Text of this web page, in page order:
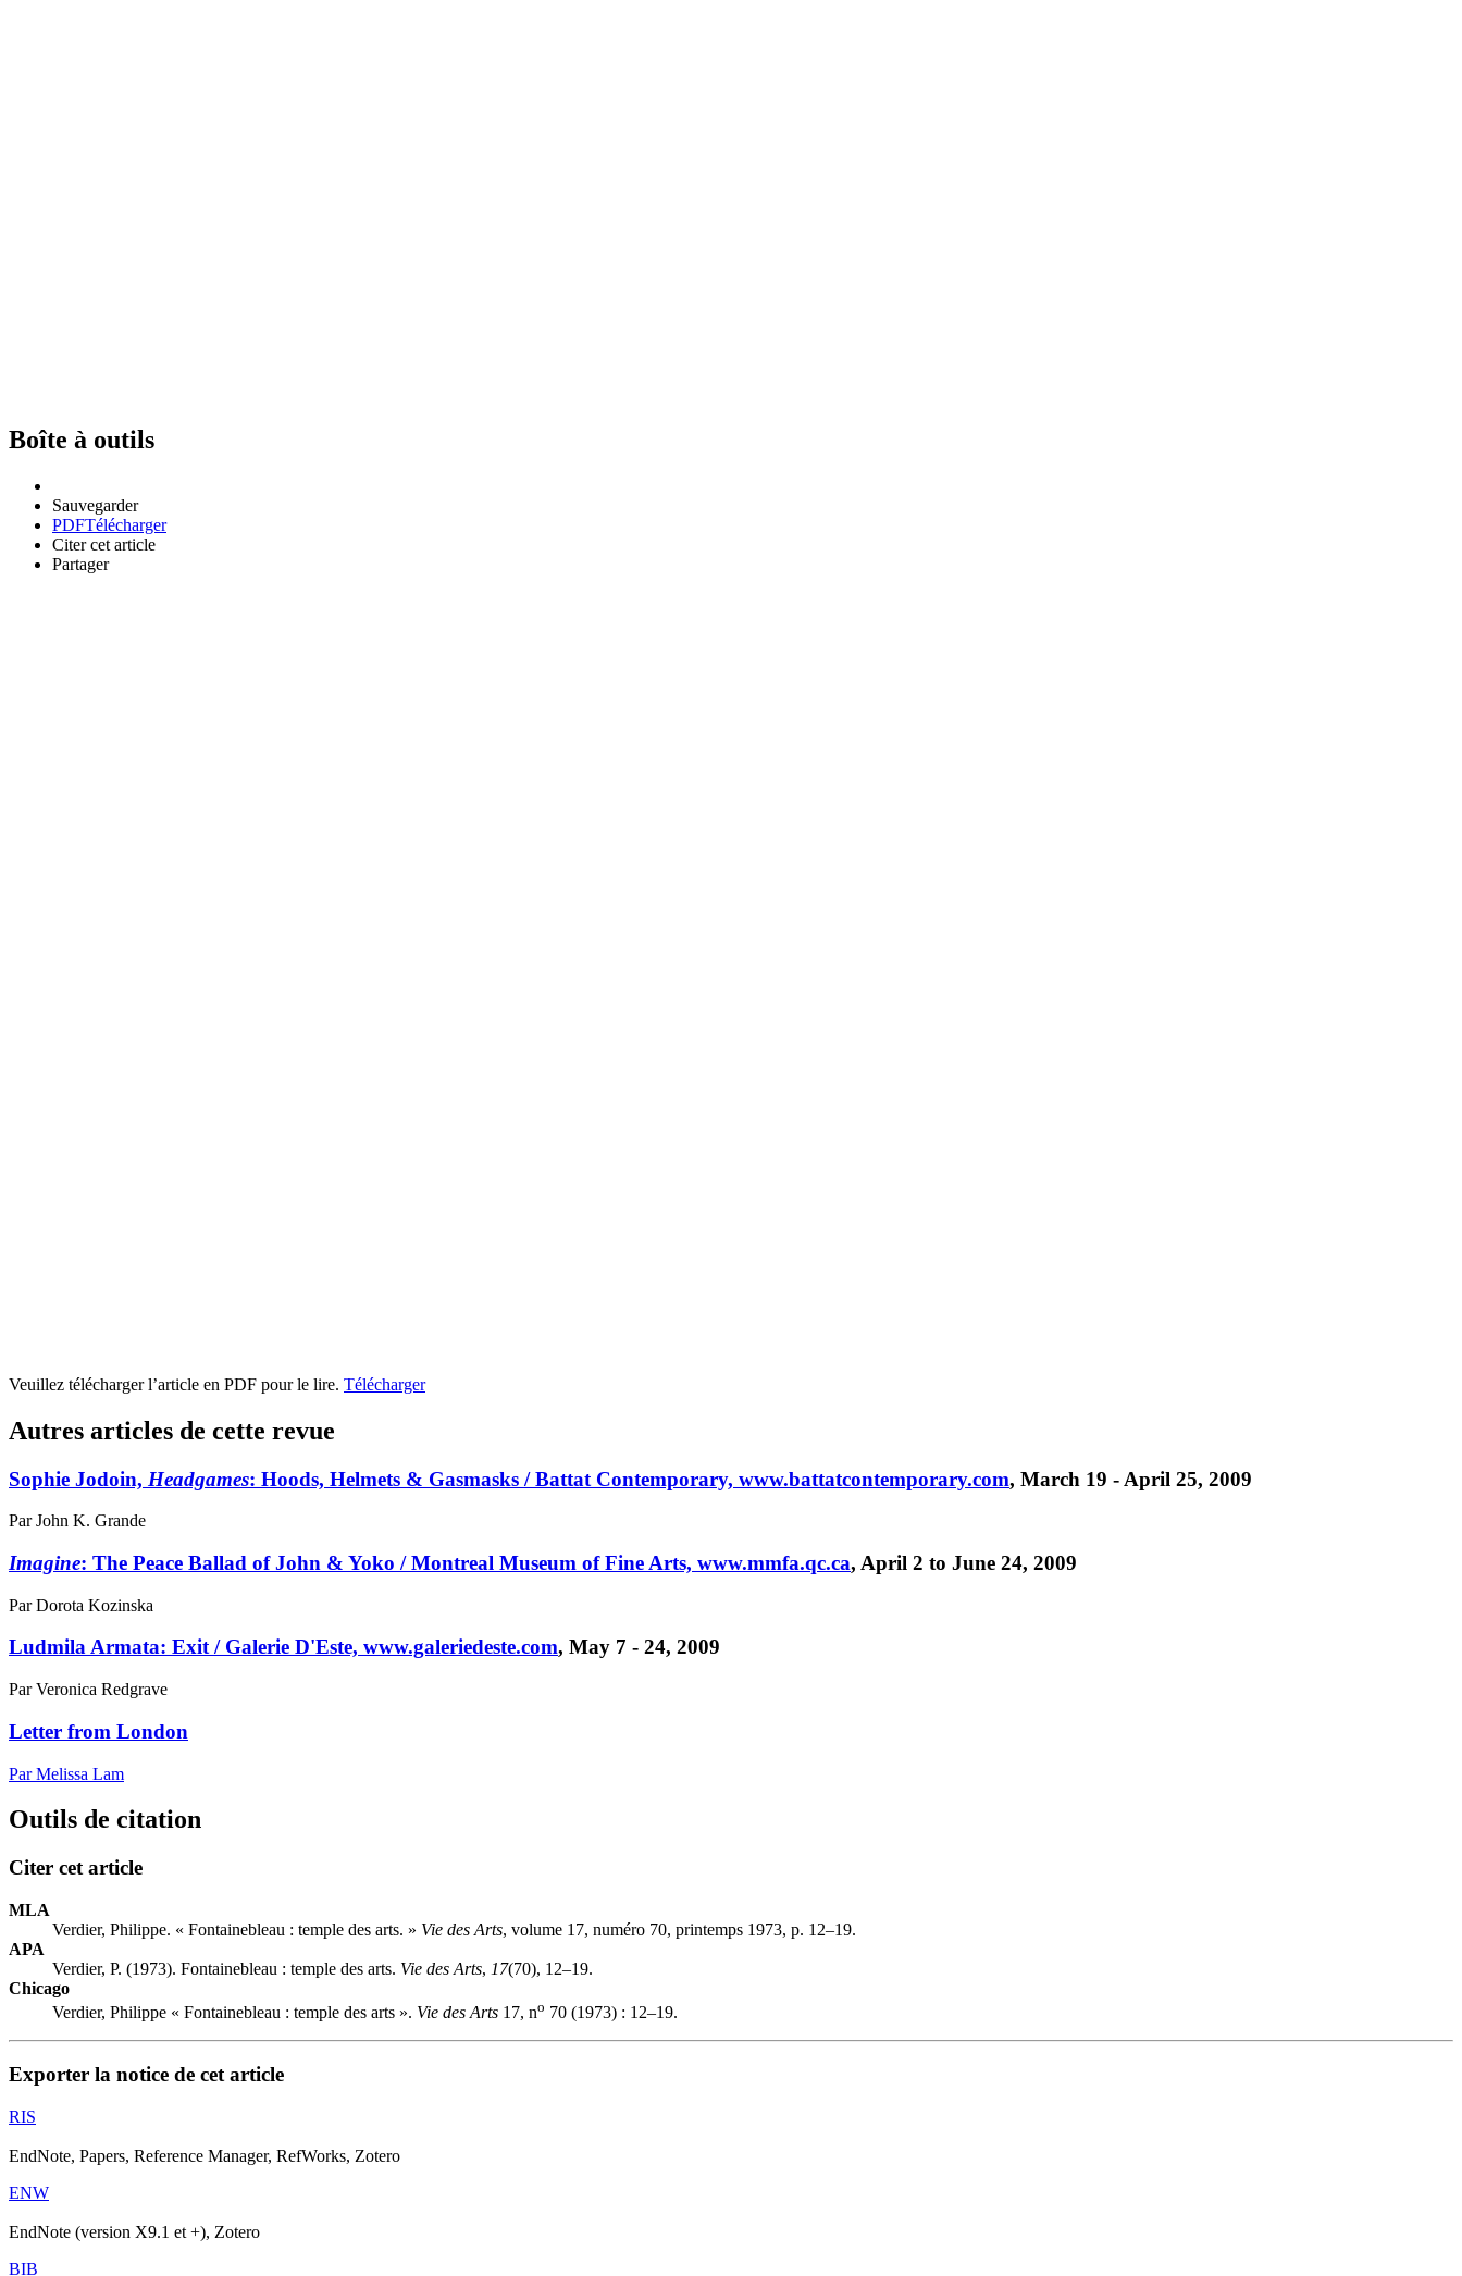
Boîte à outils
Sauvegarder
PDFTélécharger
Citer cet article
Partager
Veuillez télécharger l’article en PDF pour le lire. Télécharger
Autres articles de cette revue
Sophie Jodoin, Headgames: Hoods, Helmets & Gasmasks / Battat Contemporary, www.battatcontemporary.com, March 19 - April 25, 2009
Par John K. Grande
Imagine: The Peace Ballad of John & Yoko / Montreal Museum of Fine Arts, www.mmfa.qc.ca, April 2 to June 24, 2009
Par Dorota Kozinska
Ludmila Armata: Exit / Galerie D'Este, www.galeriedeste.com, May 7 - 24, 2009
Par Veronica Redgrave
Letter from London
Par Melissa Lam
Outils de citation
Citer cet article
MLA
Verdier, Philippe. « Fontainebleau : temple des arts. » Vie des Arts, volume 17, numéro 70, printemps 1973, p. 12–19.
APA
Verdier, P. (1973). Fontainebleau : temple des arts. Vie des Arts, 17(70), 12–19.
Chicago
Verdier, Philippe « Fontainebleau : temple des arts ». Vie des Arts 17, no 70 (1973) : 12–19.
Exporter la notice de cet article
RIS
EndNote, Papers, Reference Manager, RefWorks, Zotero
ENW
EndNote (version X9.1 et +), Zotero
BIB